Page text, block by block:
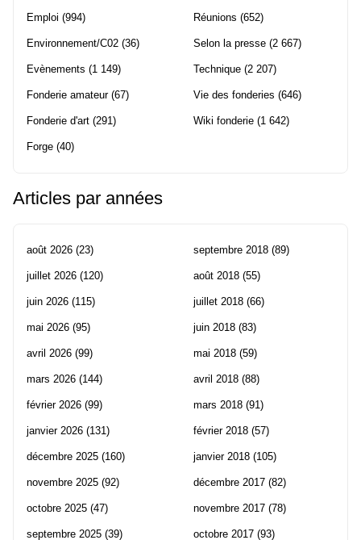
Emploi (994)
Environnement/C02 (36)
Evènements (1 149)
Fonderie amateur(67)
Fonderie d'art (291)
Forge (40)
Réunions (652)
Selon la presse (2 667)
Technique (2 207)
Vie des fonderies (646)
Wiki fonderie (1 642)
Articles par années
août 2026 (23)
juillet 2026 (120)
juin 2026 (115)
mai 2026 (95)
avril 2026 (99)
mars 2026 (144)
février 2026 (99)
janvier 2026 (131)
décembre 2025 (160)
novembre 2025 (92)
octobre 2025 (47)
septembre 2025 (39)
septembre 2018 (89)
août 2018 (55)
juillet 2018 (66)
juin 2018 (83)
mai 2018 (59)
avril 2018 (88)
mars 2018 (91)
février 2018 (57)
janvier 2018 (105)
décembre 2017 (82)
novembre 2017 (78)
octobre 2017 (93)